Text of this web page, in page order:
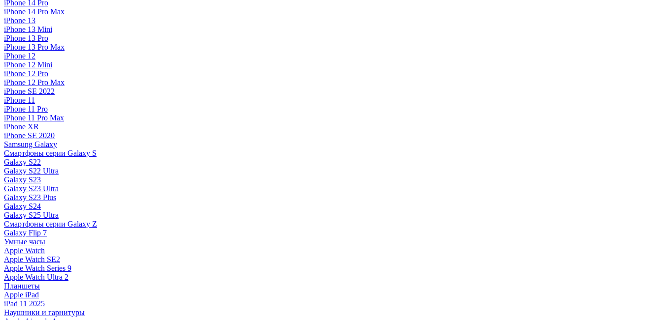
iPhone 14 Pro
iPhone 14 Pro Max
iPhone 13
iPhone 13 Mini
iPhone 13 Pro
iPhone 13 Pro Max
iPhone 12
iPhone 12 Mini
iPhone 12 Pro
iPhone 12 Pro Max
iPhone SE 2022
iPhone 11
iPhone 11 Pro
iPhone 11 Pro Max
iPhone XR
iPhone SE 2020
Samsung Galaxy
Смартфоны серии Galaxy S
Galaxy S22
Galaxy S22 Ultra
Galaxy S23
Galaxy S23 Ultra
Galaxy S23 Plus
Galaxy S24
Galaxy S25 Ultra
Смартфоны серии Galaxy Z
Galaxy Flip 7
Умные часы
Apple Watch
Apple Watch SE2
Apple Watch Series 9
Apple Watch Ultra 2
Планшеты
Apple iPad
iPad 11 2025
Наушники и гарнитуры